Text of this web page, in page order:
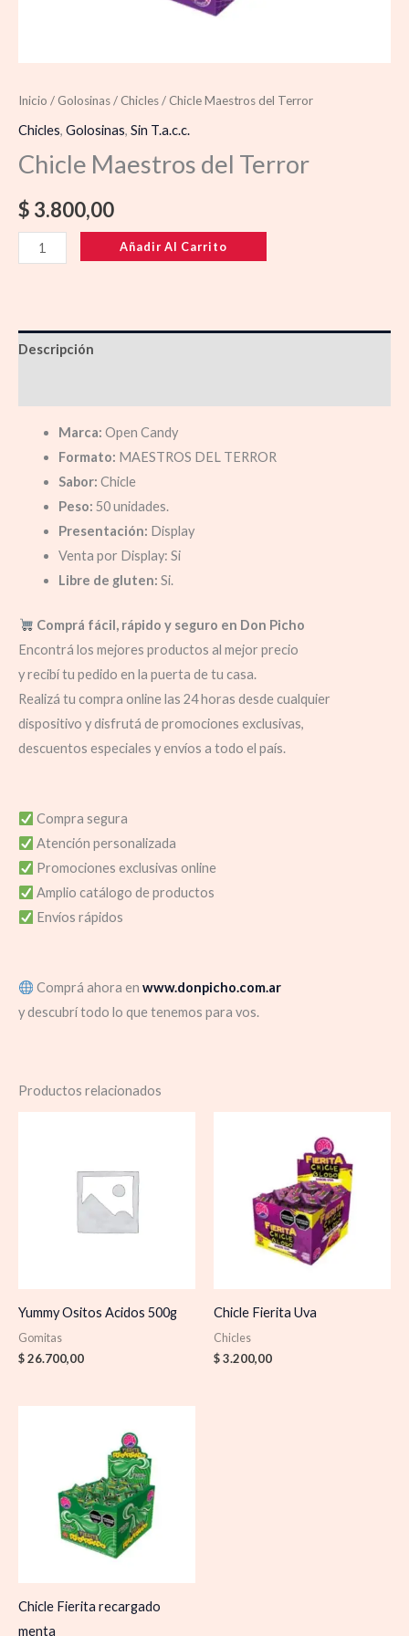
Inicio / Golosinas/ Chicles/ Chicle Maestros del Terror
Chicles, Golosinas, Sin T.a.c.c.
Chicle Maestros del Terror
$ 3.800,00
Añadir Al Carrito
Descripción
Marca: Open Candy
Formato: MAESTROS DEL TERROR
Sabor: Chicle
Peso: 50 unidades.
Presentación: Display
Venta por Display: Si
Libre de gluten: Si.
Comprá fácil, rápido y seguro en Don Picho
Encontrá los mejores productos al mejor precio
y recibí tu pedido en la puerta de tu casa.
Realizá tu compra online las 24 horas desde cualquier
dispositivo y disfrutá de promociones exclusivas,
descuentos especiales y envíos a todo el país.
Compra segura
Atención personalizada
Promociones exclusivas online
Amplio catálogo de productos
Envíos rápidos
Comprá ahora en www.donpicho.com.ar
y descubrí todo lo que tenemos para vos.
Productos relacionados
Yummy Ositos Acidos 500g
Gomitas
$26.700,00
Chicle Fierita Uva
Chicles
$3.200,00
Chicle Fierita recargado
menta